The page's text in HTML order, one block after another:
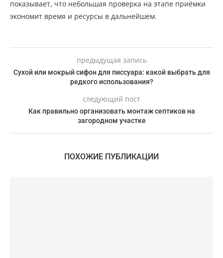
показывает, что небольшая проверка на этапе приёмки
экономит время и ресурсы в дальнейшем.
предыдущая запись
Сухой или мокрый сифон для писсуара: какой выбрать для
редкого использования?
следующий пост
Как правильно организовать монтаж септиков на
загородном участке
ПОХОЖИЕ ПУБЛИКАЦИИ